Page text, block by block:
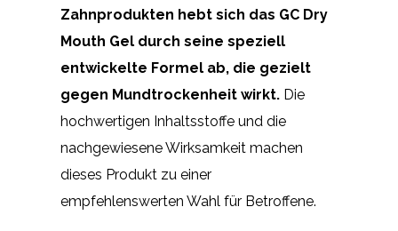
Zahnprodukten hebt sich das GC Dry
Mouth Gel durch seine speziell
entwickelte Formel ab, die gezielt
gegen Mundtrockenheit wirkt. Die
hochwertigen Inhaltsstoffe und die
nachgewiesene Wirksamkeit machen
dieses Produkt zu einer
empfehlenswerten Wahl für Betroffene.